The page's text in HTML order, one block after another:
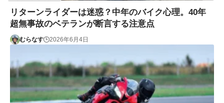
リターンライダーは迷惑？中年のバイク心理。40年
超無事故のベテランが断言する注意点
むらなす 2026年6月4日